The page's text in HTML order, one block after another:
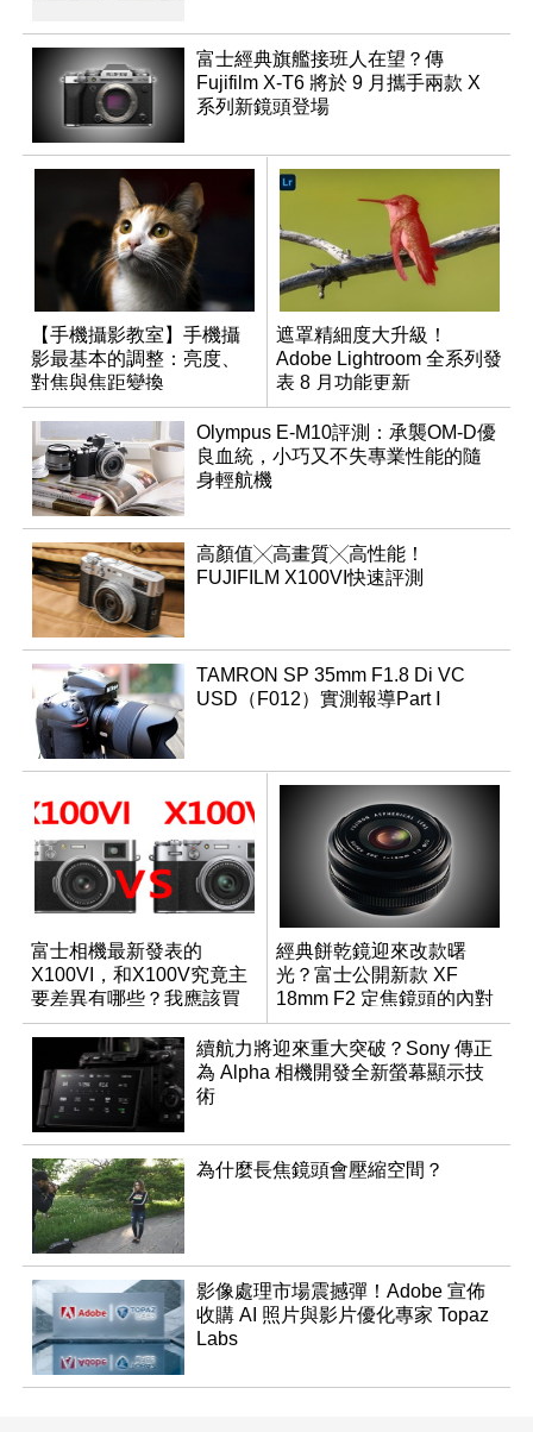
富士經典旗艦接班人在望？傳
Fujifilm X-T6 將於 9 月攜手兩款 X
系列新鏡頭登場
【手機攝影教室】手機攝
影最基本的調整：亮度、
對焦與焦距變換
遮罩精細度大升級！
Adobe Lightroom 全系列發
表 8 月功能更新
Olympus E-M10評測：承襲OM-D優
良血統，小巧又不失專業性能的隨
身輕航機
高顏值╳高畫質╳高性能！
FUJIFILM X100VI快速評測
TAMRON SP 35mm F1.8 Di VC
USD（F012）實測報導Part Ⅰ
富士相機最新發表的
X100VI，和X100V究竟主
要差異有哪些？我應該買
哪一台？
經典餅乾鏡迎來改款曙
光？富士公開新款 XF
18mm F2 定焦鏡頭的內對
焦專利
續航力將迎來重大突破？Sony 傳正
為 Alpha 相機開發全新螢幕顯示技
術
為什麼長焦鏡頭會壓縮空間？
影像處理市場震撼彈！Adobe 宣佈
收購 AI 照片與影片優化專家 Topaz
Labs